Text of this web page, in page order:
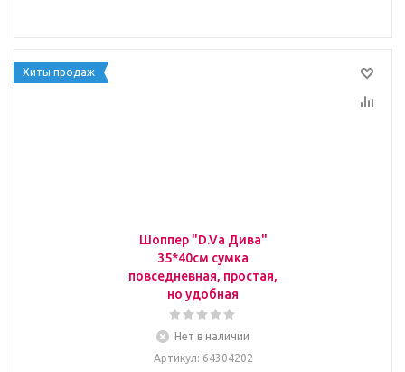
Хиты продаж
Шоппер "D.Va Дива"
35*40см сумка
повседневная, простая,
но удобная
Нет в наличии
Артикул: 64304202